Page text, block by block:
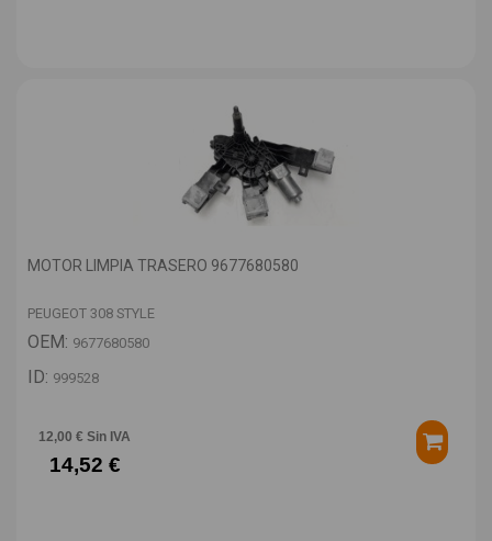
MOTOR LIMPIA TRASERO 9677680580
PEUGEOT 308 STYLE
OEM: 9677680580
ID: 999528
12,00 € Sin IVA
14,52 €